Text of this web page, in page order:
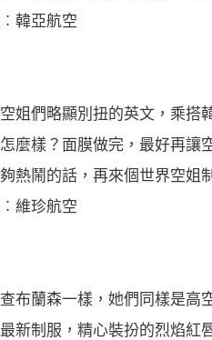
韓亞航空
姐們略顯別扭的英文，乘搭
麼樣？面膜做完，最好再
熱鬧的話，再來個世界空姐
維珍航空
布蘭森一樣，她們同樣是
新制服，精心裝扮的烈焰